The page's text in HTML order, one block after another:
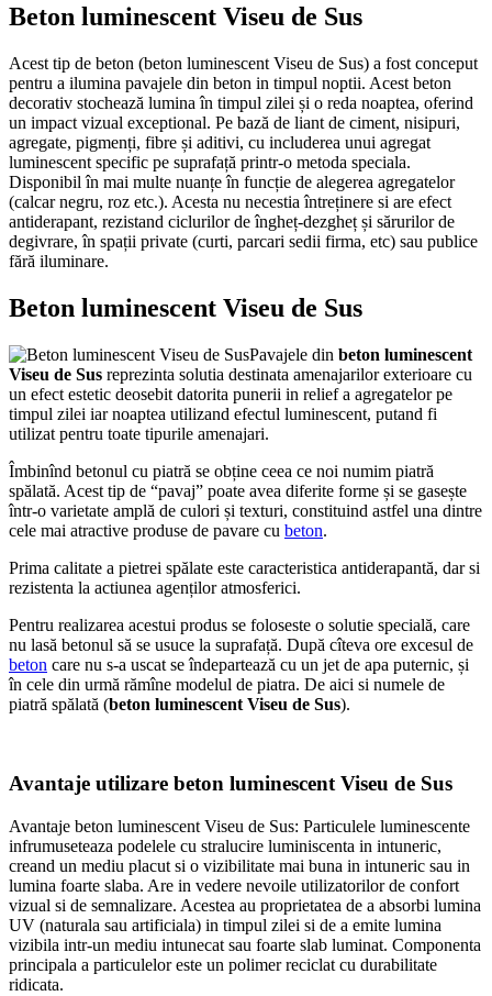
Beton luminescent Viseu de Sus
Acest tip de beton (beton luminescent Viseu de Sus) a fost conceput
pentru a ilumina pavajele din beton in timpul noptii. Acest beton
decorativ stochează lumina în timpul zilei și o reda noaptea, oferind
un impact vizual exceptional. Pe bază de liant de ciment, nisipuri,
agregate, pigmenți, fibre și aditivi, cu includerea unui agregat
luminescent specific pe suprafață printr-o metoda speciala.
Disponibil în mai multe nuanțe în funcție de alegerea agregatelor
(calcar negru, roz etc.). Acesta nu necestia întreținere si are efect
antiderapant, rezistand ciclurilor de îngheț-dezgheț și sărurilor de
degivrare, în spații private (curti, parcari sedii firma, etc) sau publice
fără iluminare.
Beton luminescent Viseu de Sus
Pavajele din beton luminescent
Viseu de Sus reprezinta solutia destinata amenajarilor exterioare cu
un efect estetic deosebit datorita punerii in relief a agregatelor pe
timpul zilei iar noaptea utilizand efectul luminescent, putand fi
utilizat pentru toate tipurile amenajari.
Îmbinînd betonul cu piatră se obține ceea ce noi numim piatră
spălată. Acest tip de “pavaj” poate avea diferite forme și se gasește
într-o varietate amplă de culori și texturi, constituind astfel una dintre
cele mai atractive produse de pavare cu beton.
Prima calitate a pietrei spălate este caracteristica antiderapantă, dar si
rezistenta la actiunea agenților atmosferici.
Pentru realizarea acestui produs se foloseste o solutie specială, care
nu lasă betonul să se usuce la suprafață. După cîteva ore excesul de
beton care nu s-a uscat se îndepartează cu un jet de apa puternic, și
în cele din urmă rămîne modelul de piatra. De aici si numele de
piatră spălată (beton luminescent Viseu de Sus).
Avantaje utilizare beton luminescent Viseu de Sus
Avantaje beton luminescent Viseu de Sus: Particulele luminescente
infrumuseteaza podelele cu stralucire luminiscenta in intuneric,
creand un mediu placut si o vizibilitate mai buna in intuneric sau in
lumina foarte slaba. Are in vedere nevoile utilizatorilor de confort
vizual si de semnalizare. Acestea au proprietatea de a absorbi lumina
UV (naturala sau artificiala) in timpul zilei si de a emite lumina
vizibila intr-un mediu intunecat sau foarte slab luminat. Componenta
principala a particulelor este un polimer reciclat cu durabilitate
ridicata.